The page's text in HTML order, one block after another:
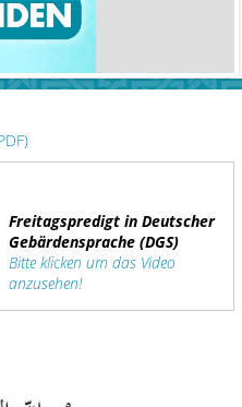
Freitagspredigt in Deutscher
Gebärdensprache (DGS)
Bitte klicken um das Video
anzusehen!